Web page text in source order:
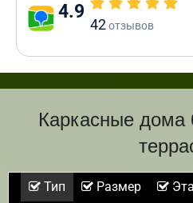
4.9
42отзывов
Каркасные дома
Тип Размер